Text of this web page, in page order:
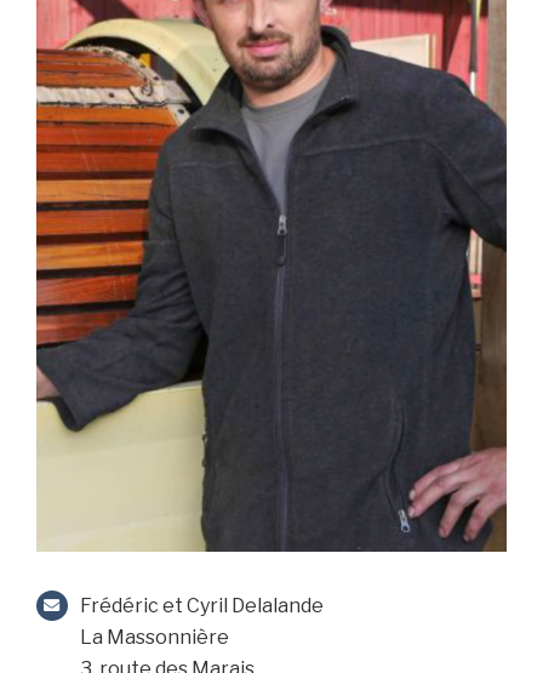
Frédéric et Cyril Delalande
La Massonnière
3, route des Marais